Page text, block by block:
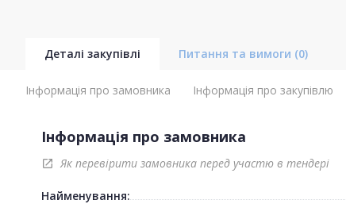
Деталі закупівлі Питання та вимоги (0)
Інформація про замовника Інформація про закупівлю
Інформація про замовника
open_in_new Як перевірити замовника перед участю в тендері
Найменування: